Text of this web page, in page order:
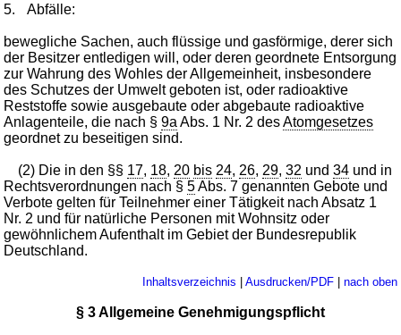
5. Abfälle:
bewegliche Sachen, auch flüssige und gasförmige, derer sich
der Besitzer entledigen will, oder deren geordnete Entsorgung
zur Wahrung des Wohles der Allgemeinheit, insbesondere
des Schutzes der Umwelt geboten ist, oder radioaktive
Reststoffe sowie ausgebaute oder abgebaute radioaktive
Anlagenteile, die nach §9a Abs. 1 Nr. 2 desAtomgesetzes
geordnet zu beseitigen sind.
(2) Die in den §§ 17, 18, 20 bis 24, 26, 29,32 und34 und in
Rechtsverordnungen nach §5Abs. 7 genannten Gebote und
Verbote gelten für Teilnehmer einer Tätigkeit nach Absatz 1
Nr. 2 und für natürliche Personen mit Wohnsitz oder
gewöhnlichem Aufenthalt im Gebiet der Bundesrepublik
Deutschland.
Inhaltsverzeichnis | Ausdrucken/PDF| nach oben
§ 3 Allgemeine Genehmigungspflicht